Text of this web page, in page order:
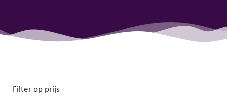
Filter op prijs